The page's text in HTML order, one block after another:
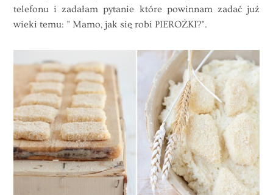
telefonu i zadałam pytanie które powinnam zadać już
wieki temu: ” Mamo, jak się robi PIEROŻKI?”.